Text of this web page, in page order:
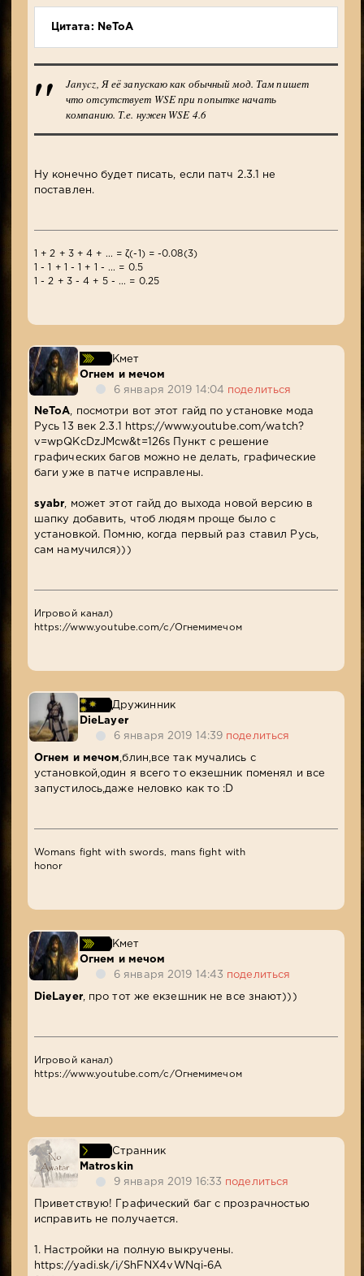
Цитата: NeToA
Janycz, Я её запускаю как обычный мод. Там пишет
что отсутствует WSE при попытке начать
компанию. Т.е. нужен WSE 4.6
Ну конечно будет писать, если патч 2.3.1 не
поставлен.
1 + 2 + 3 + 4 + ... = ζ(-1) = -0.08(3)
1 - 1 + 1 - 1 + 1 - ... = 0.5
1 - 2 + 3 - 4 + 5 - ... = 0.25
Кмет
Огнем и мечом
6 января 2019 14:04 поделиться
NeToA, посмотри вот этот гайд по установке мода
Русь 13 век 2.3.1 https://www.youtube.com/watch?
v=wpQKcDzJMcw&t=126s Пункт с решение
графических багов можно не делать, графические
баги уже в патче исправлены.
syabr, может этот гайд до выхода новой версию в
шапку добавить, чтоб людям проще было с
установкой. Помню, когда первый раз ставил Русь,
сам намучился)))
Игровой канал)
https://www.youtube.com/c/Огнемимечом
Дружинник
DieLayer
6 января 2019 14:39 поделиться
Огнем и мечом ,блин,все так мучались с
установкой,один я всего то екзешник поменял и все
запустилось,даже неловко как то :D
Womans fight with swords, mans fight with
honor
Кмет
Огнем и мечом
6 января 2019 14:43 поделиться
DieLayer, про тот же екзешник не все знают)))
Игровой канал)
https://www.youtube.com/c/Огнемимечом
Странник
Matroskin
9 января 2019 16:33
поделиться
Приветствую! Графический баг с прозрачностью
исправить не получается.
1. Настройки на полную выкручены.
https://yadi.sk/i/ShFNX4vWNqi-6A